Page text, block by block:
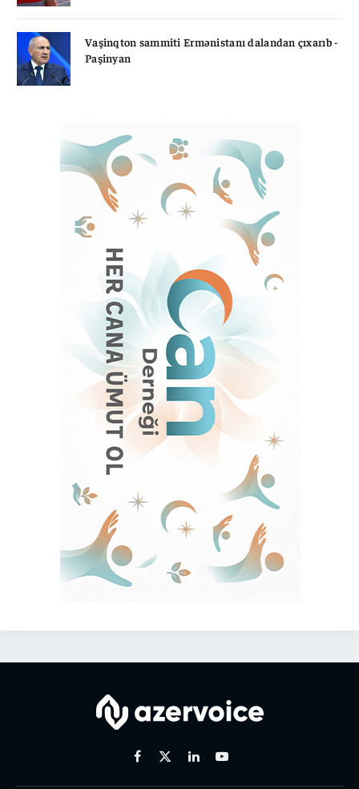
Vaşinqton sammiti Ermənistanı dalandan çıxarıb -
Paşinyan
Facebook
X
LinkedinYoutube